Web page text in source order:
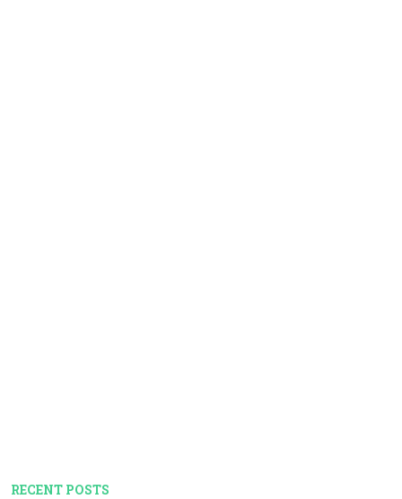
RECENT POSTS